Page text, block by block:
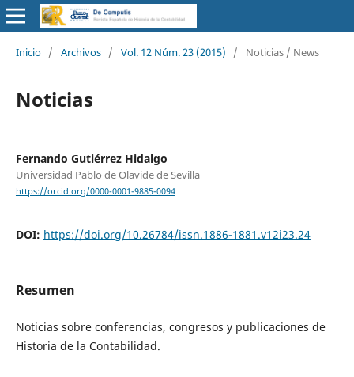
Inicio / Archivos / Vol. 12 Núm. 23 (2015) / Noticias / News
Noticias
Fernando Gutiérrez Hidalgo
Universidad Pablo de Olavide de Sevilla
https://orcid.org/0000-0001-9885-0094
DOI: https://doi.org/10.26784/issn.1886-1881.v12i23.24
Resumen
Noticias sobre conferencias, congresos y publicaciones de
Historia de la Contabilidad.